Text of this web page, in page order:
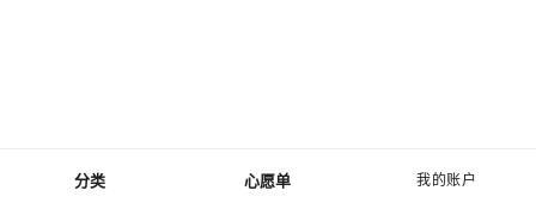
菜单 - 主导航
分类 心愿单 我的账户